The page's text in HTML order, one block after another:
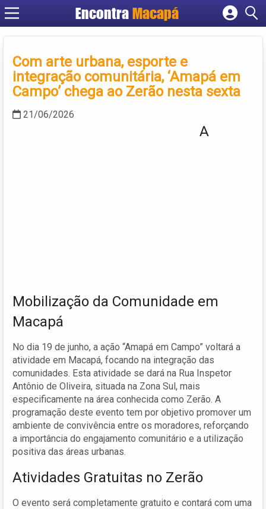
EncontraMacapá
Cadastrar empresa
Criar conta
Com arte urbana, esporte e
integração comunitária, ‘Amapá em
Campo’ chega ao Zerão nesta sexta
21/06/2026
A
Mobilização da Comunidade em
Macapá
No dia 19 de junho, a ação “Amapá em Campo” voltará a
atividade em Macapá, focando na integração das
comunidades. Esta atividade se dará na Rua Inspetor
Antônio de Oliveira, situada na Zona Sul, mais
especificamente na área conhecida como Zerão. A
programação deste evento tem por objetivo promover um
ambiente de convivência entre os moradores, reforçando
a importância do engajamento comunitário e a utilização
positiva das áreas urbanas.
Atividades Gratuitas no Zerão
O evento será completamente gratuito e contará com uma